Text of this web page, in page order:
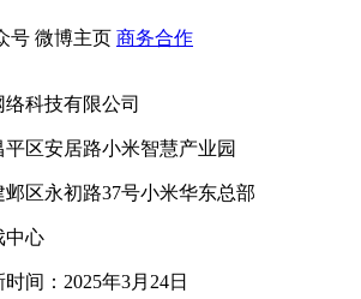
号 微博主页 商务合作
科技有限公司
区安居路小米智慧产业园
区永初路37号小米华东总部
中心
间：2025年3月24日